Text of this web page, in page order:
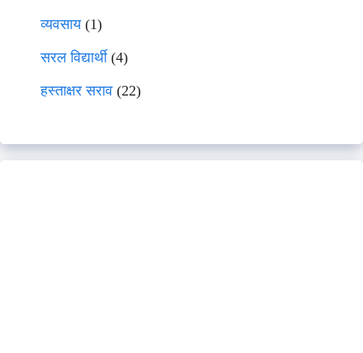
व्यवसाय(1)
सरल विद्यार्थी(4)
हस्ताक्षर सराव (22)